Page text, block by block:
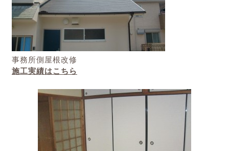
事務所側屋根改修
施工実績はこちら